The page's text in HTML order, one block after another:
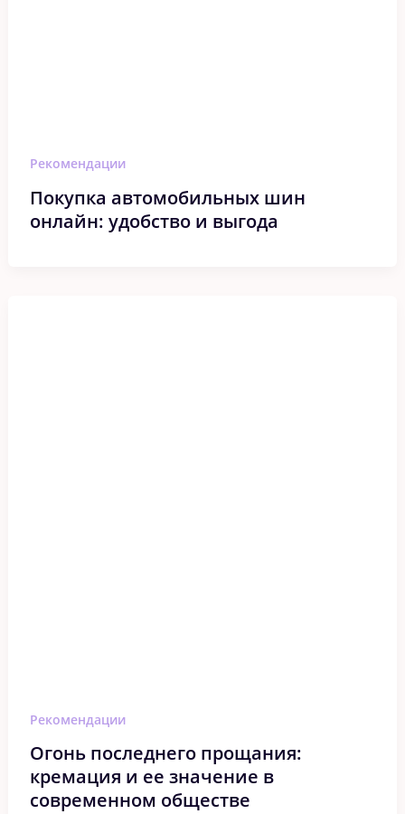
Рекомендации
Покупка автомобильных шин
онлайн: удобство и выгода
Рекомендации
Огонь последнего прощания:
кремация и ее значение в
современном обществе